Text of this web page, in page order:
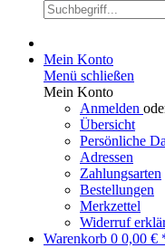
Mein Konto
Menü schließen
Mein Konto
Anmelden
Übersicht
Persönliche
Adressen
Zahlungsarten
Bestellungen
Merkzettel
Widerruf
Warenkorb 0 0,00 €